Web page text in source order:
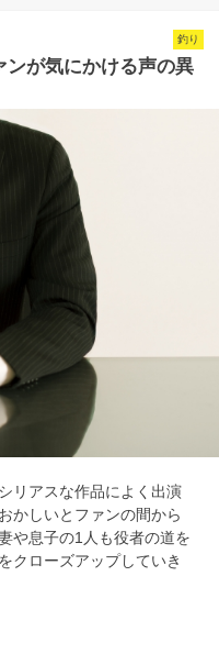
釣り
が気にかける声の異
リアスな作品によく出演
かしいとファンの間から
や息子の1人も役者の道を
クローズアップしていき